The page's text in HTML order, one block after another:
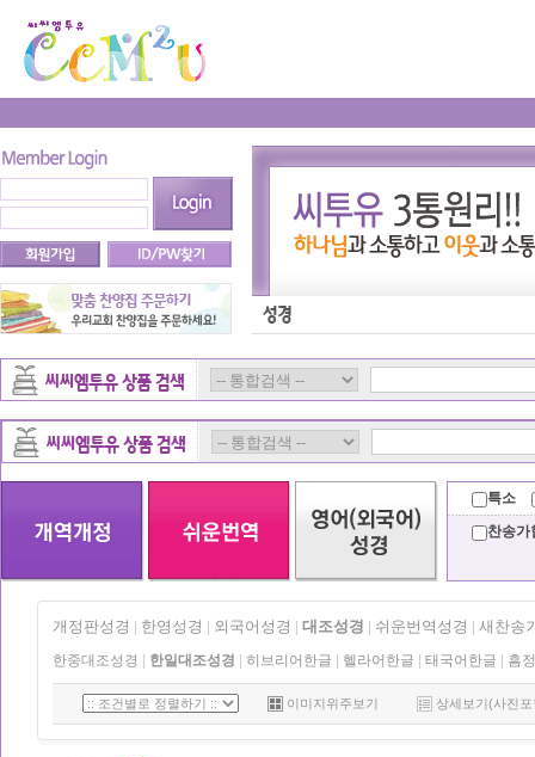
특소
찬송가
개정판성경 한영성경 외국어성경 대조성경 쉬운번역성경 새찬송
한중대조성경 한일대조성경 히브리어한글 헬라어한글 태국어한글 흠
이미지위주보기 상세보기(사진